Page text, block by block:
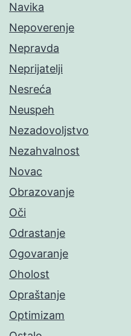
Navika
Nepoverenje
Nepravda
Neprijatelji
Nesreća
Neuspeh
Nezadovoljstvo
Nezahvalnost
Novac
Obrazovanje
Oči
Odrastanje
Ogovaranje
Oholost
Opraštanje
Optimizam